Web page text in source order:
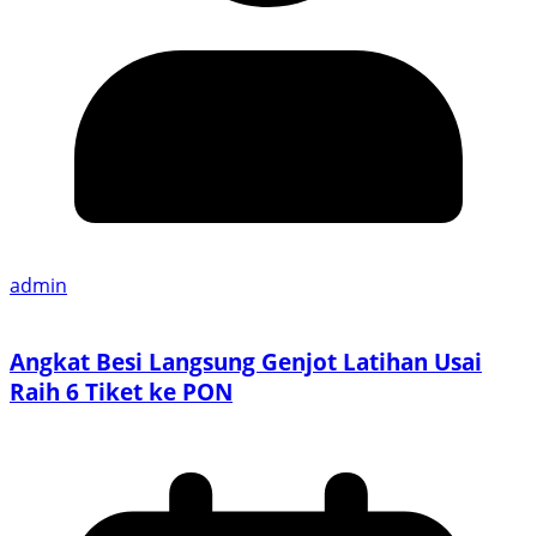
admin
Angkat Besi Langsung Genjot Latihan Usai
Raih 6 Tiket ke PON